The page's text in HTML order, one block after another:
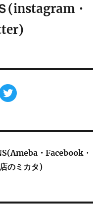
(instagram・
Twitter
・Facebook・
のミカタ)